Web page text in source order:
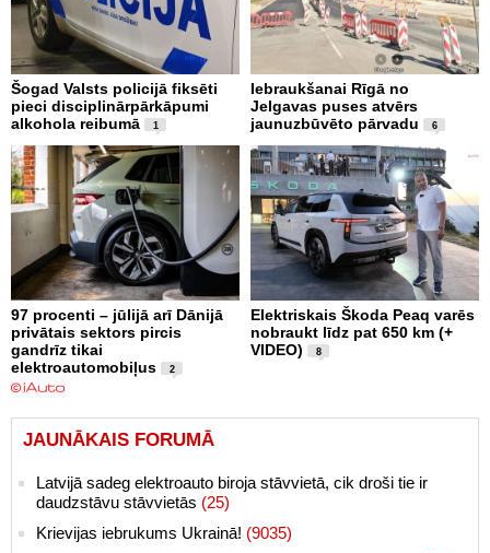
Šogad Valsts policijā fiksēti
pieci disciplinārpārkāpumi
alkohola reibumā
1
Iebraukšanai Rīgā no
Jelgavas puses atvērs
jaunuzbūvēto pārvadu
6
97 procenti – jūlijā arī Dānijā
privātais sektors pircis
gandrīz tikai
elektroautomobiļus
2
Elektriskais Škoda Peaq varēs
nobraukt līdz pat 650 km (+
VIDEO)
8
JAUNĀKAIS FORUMĀ
Latvijā sadeg elektroauto biroja stāvvietā, cik droši tie ir
daudzstāvu stāvvietās (25)
Krievijas iebrukums Ukrainā! (9035)